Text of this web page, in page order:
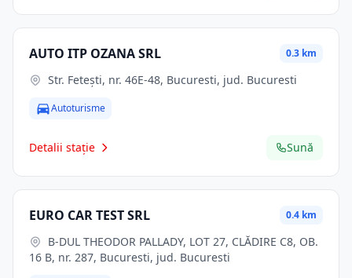
AUTO ITP OZANA SRL 0.3 km
Str. Feteşti, nr. 46E-48, Bucuresti, jud. Bucuresti
Autoturisme
Detalii stație Sună
EURO CAR TEST SRL 0.4 km
16 B, nr. 287, Bucuresti, jud. Bucuresti